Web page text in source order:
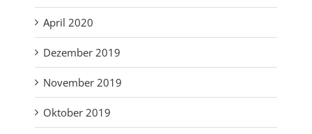
April 2020
Dezember 2019
November 2019
Oktober 2019